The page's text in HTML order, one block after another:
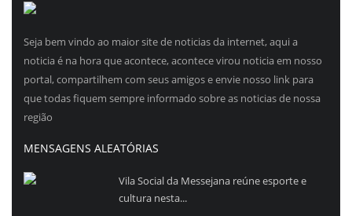
Seja bem vindo ao maior site de noticias da internet, aqui a
noticia é na hora que acontece, acontece virou noticia em nosso
portal, compartilhem com seus amigos e envie nosso link para
que todas fiquem sempre informado sobre as noticias de nossa
região
MENSAGENS ALEATÓRIAS
Vila Social da Messejana reúne esporte e
cultura nesta...